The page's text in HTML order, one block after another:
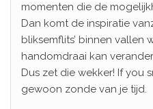
momenten die de
Dan komt de inspiratie
bliksemflits’ binnen vallen
handomdraai kan
Dus zet die wekker! If you
gewoon zonde van je tijd.